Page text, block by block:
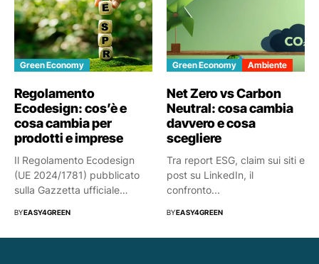
Green Economy
Regolamento
Ecodesign: cos’è e
cosa cambia per
prodotti e imprese
Il Regolamento Ecodesign
(UE 2024/1781) pubblicato
sulla Gazzetta ufficiale
BYEASY4GREEN
Green Economy Ambiente
Net Zero vs Carbon
Neutral: cosa cambia
davvero e cosa
scegliere
Tra report ESG, claim sui siti e
post su LinkedIn, il
confronto...
BYEASY4GREEN